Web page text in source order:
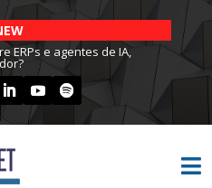
ERPs e agentes de IA,
